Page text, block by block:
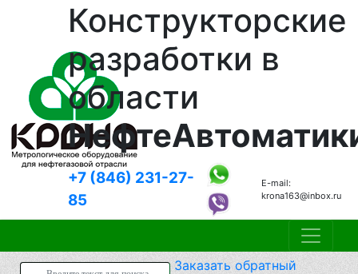
Конструкторские
разработки в
области
+7 (846) 231-27-
85
E-mail:
krona163@inbox.ru
Заказатьобратный